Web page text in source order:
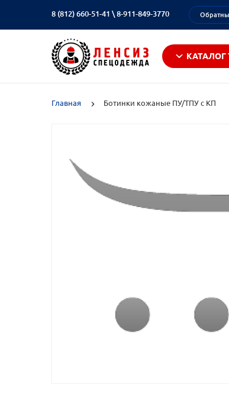
8 (812) 660-51-41 \ 8-911-849-3770
КАТАЛОГ
Главная Ботинки кожаные ПУ/ТПУ с КП